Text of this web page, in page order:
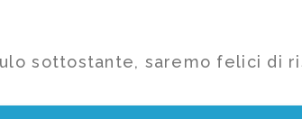
sottostante, saremo felici di